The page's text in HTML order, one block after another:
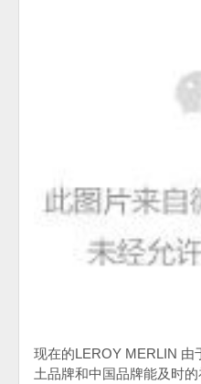
现在的LEROY MERLIN 由
土品牌和中国品牌能及时